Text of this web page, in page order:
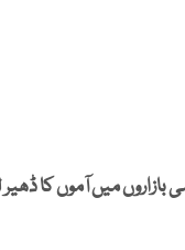
میں آموں کا